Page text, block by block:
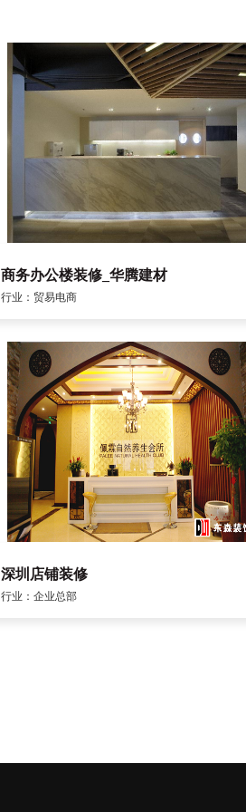
商务办公楼装修_华腾建材
行业：贸易电商
深圳店铺装修
行业：企业总部